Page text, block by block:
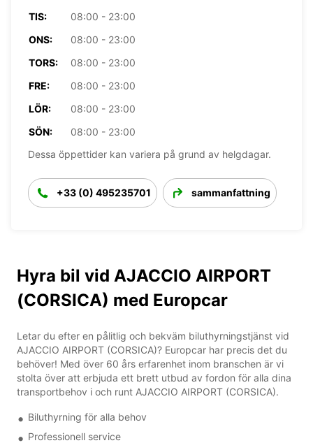
TIS:
08:00 - 23:00
ONS:
08:00 - 23:00
TORS:
08:00 - 23:00
FRE:
08:00 - 23:00
LÖR:
08:00 - 23:00
SÖN:
08:00 - 23:00
Dessa öppettider kan variera på grund av helgdagar.
+33 (0) 495235701 sammanfattning
Hyra bil vid AJACCIO AIRPORT
(CORSICA) med Europcar
Letar du efter en pålitlig och bekväm biluthyrningstjänst vid
AJACCIO AIRPORT (CORSICA)? Europcar har precis det du
behöver! Med över 60 års erfarenhet inom branschen är vi
stolta över att erbjuda ett brett utbud av fordon för alla dina
transportbehov i och runt AJACCIO AIRPORT (CORSICA).
Biluthyrning för alla behov
Professionell service